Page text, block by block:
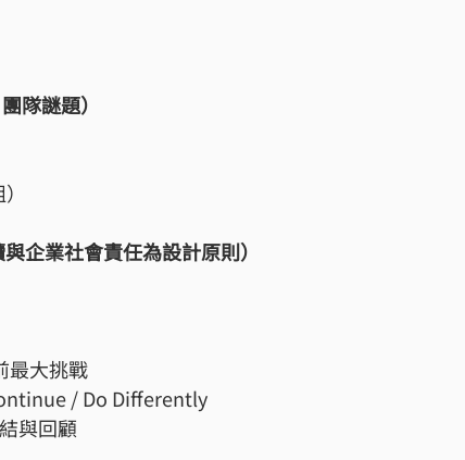
隊謎題）
企業社會責任為設計原則）
最大挑戰
/ Do Differently
與回顧